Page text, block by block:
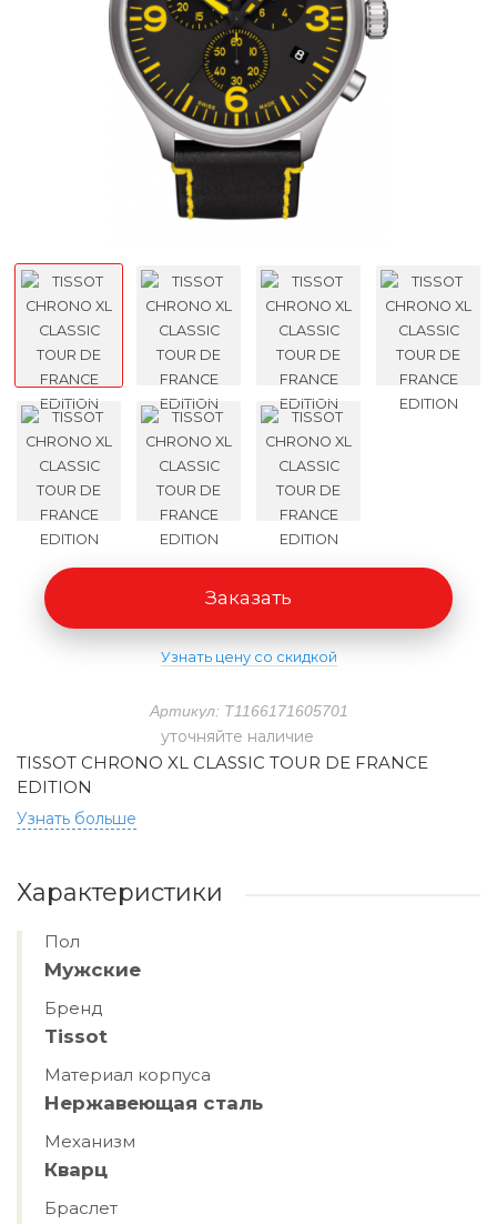
Артикул: T1166171605701
уточняйте наличие
TISSOT CHRONO XL CLASSIC TOUR DE FRANCE
EDITION
Узнать больше
Заказать
Узнать цену со скидкой
Характеристики
Пол
Мужские
Бренд
Tissot
Материал корпуса
Нержавеющая сталь
Механизм
Кварц
Браслет